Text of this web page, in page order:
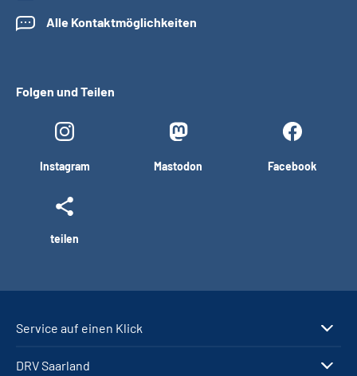
Alle Kontaktmöglichkeiten
Folgen und Teilen
Instagram Mastodon Facebook
teilen
Service auf einen Klick
DRV Saarland